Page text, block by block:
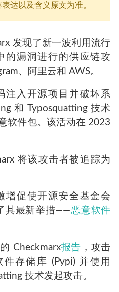
达以及含义原文为准。
发现了新一波利用流行
的漏洞进行的供应链攻
、阿里云和 AWS。
注入开源项目并破坏系
和 Typosquatting 技术
软件包。该活动在 2023
将该攻击者被追踪为
增促使开源安全基金会
其最新举措——恶意软件
Checkmarx报告 ，攻击
存储库 (Pypi) 并使用
技术发起攻击。